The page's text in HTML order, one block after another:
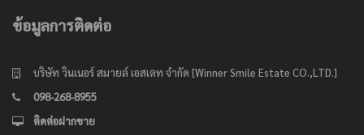
ข้อมูลการติดต่อ
บริษัท วินเนอร์ สมายล์ เอสเตท จำกัด [Winner Smile Estate CO.,LTD.]
098-268-8955
ติดต่อฝากขาย